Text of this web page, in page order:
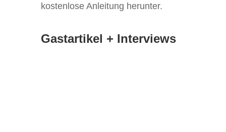
kos­ten­lose Anlei­tung herunter.
Gastartikel + Interviews